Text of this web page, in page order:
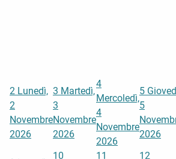
2 Lunedì,
2
Novembre
2026
3 Martedì,
3
Novembre
2026
4
Mercoledì,
4
Novembre
2026
5
5
2026
10
11
12